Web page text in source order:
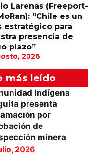
Larenas (Freeport-
“Chile es un
estratégico para
presencia de
plazo”
2026
más leído
Indígena
presenta
por
de
minera
2026